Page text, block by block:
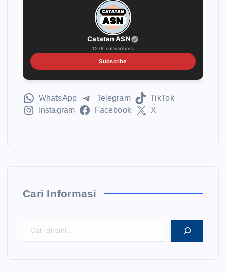
Catatan ASN
127K subscribers
Subscribe
WhatsApp Telegram
TikTok
Instagram
Facebook X
Cari Informasi